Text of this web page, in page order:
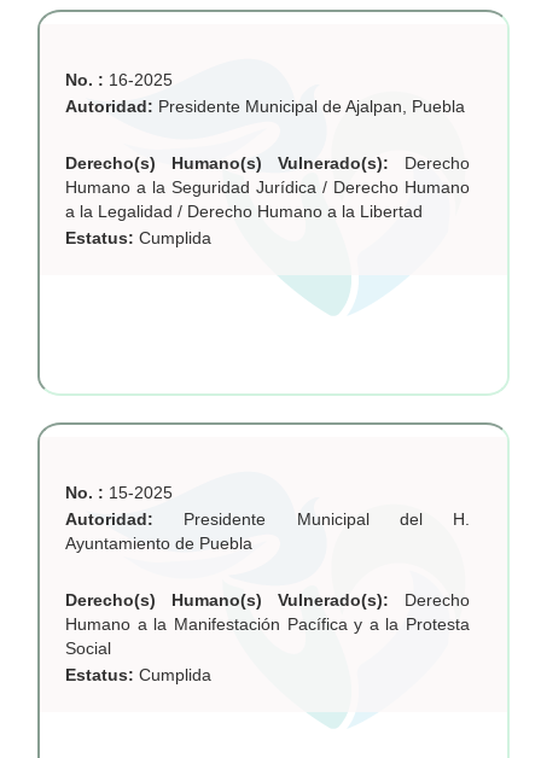
No. : 16-2025
Autoridad: Presidente Municipal de Ajalpan, Puebla
Derecho(s) Humano(s) Vulnerado(s): Derecho
Humano a la Seguridad Jurídica / Derecho Humano
a la Legalidad / Derecho Humano a la Libertad
Estatus: Cumplida
No. : 15-2025
Autoridad: Presidente Municipal del H.
Ayuntamiento de Puebla
Derecho(s) Humano(s) Vulnerado(s): Derecho
Humano a la Manifestación Pacífica y a la Protesta
Social
Estatus: Cumplida